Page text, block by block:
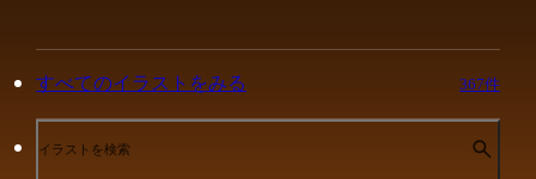
すべてのイラストをみる 367件
イラストを検索